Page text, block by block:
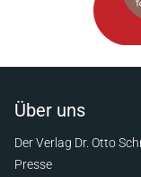
Über uns
Der Verlag Dr. Otto
Presse